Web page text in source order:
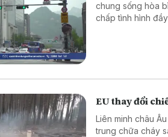
chung sống hòa
chấp tình hình
EU thay đổi
Liên minh châu
trung chữa cháy